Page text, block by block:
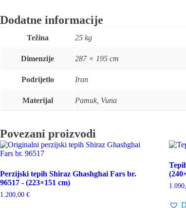
Dodatne informacije
Težina 25 kg
Dimenzije 287 × 195 cm
Podrijetlo Iran
Materijal Pamuk, Vuna
Povezani proizvodi
Perzijski tepih Shiraz Ghashghai Fars br.
96517 - (223×151 cm)
1.200,00 €